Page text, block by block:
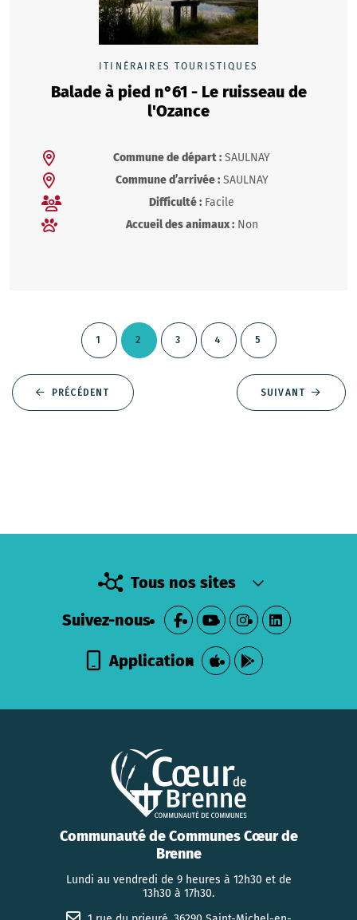
ITINÉRAIRES TOURISTIQUES
Balade à pied n°61 - Le ruisseau de
l'Ozance
Commune de départ : SAULNAY
Commune d’arrivée :SAULNAY
Difficulté : Facile
Accueil des animaux :Non
PRÉCÉDENT
1 2 3 4 5
SUIVANT
Tous nos sites
Suivez-nous
Application
Communauté de Communes Cœur de
Brenne
Lundi au vendredi de 9 heures à 12h30 et de
13h30 à 17h30.